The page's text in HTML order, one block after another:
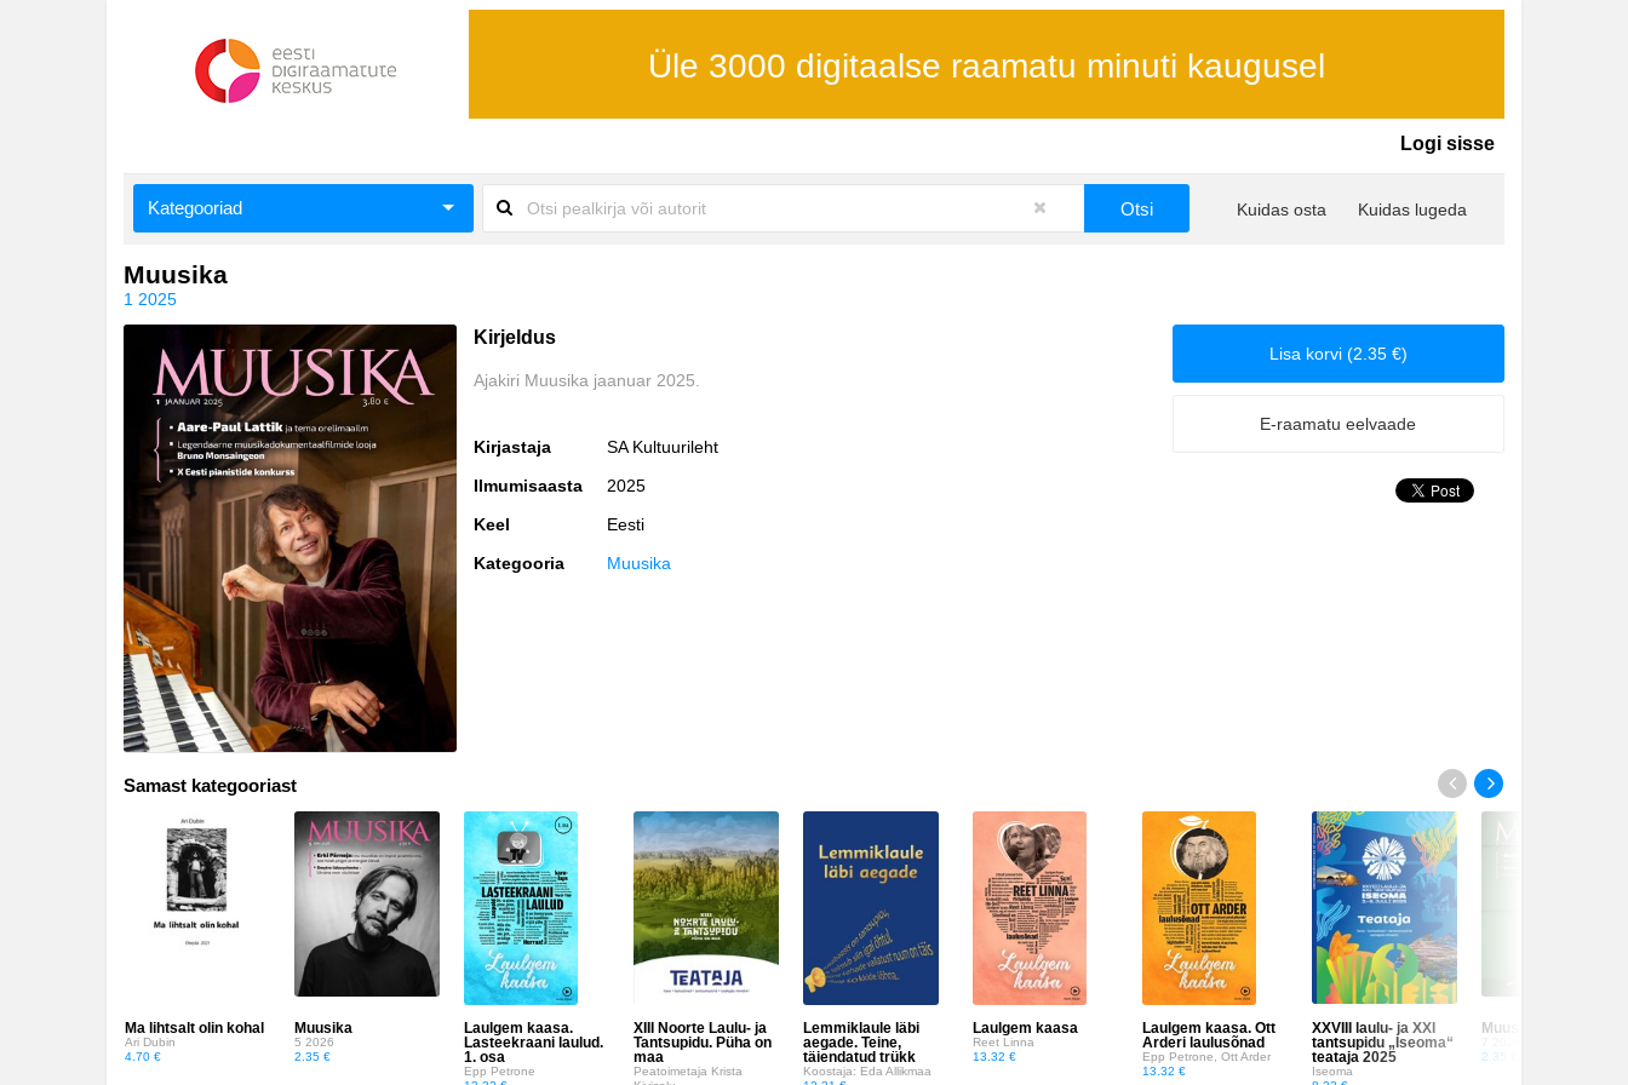
Üle 3000 digitaalse raamatu minuti kaugusel
Logi sisse
Kategooriad
Aimeraamatud lastele ja noortele
Ajalugu
Ajalugu/sõjandus
Antoloogiad/esseed
Arvutid
Biograafiad ja memuaarid
Disain
Eesti autorid
Eneseabi ja vaimsus
Erootika
Esoteerika
Etenduskunstid
Fantaasia
Filosoofia ja eetika
Haridus
Kuidas osta Kuidas lugeda
Muusika
1 2025
Lisa korvi (2.35 €)
E-raamatu eelvaade
Kirjeldus
Ajakiri Muusika jaanuar 2025.
Kirjastaja
SA Kultuurileht
Ilmumisaasta
2025
Keel
Eesti
Kategooria
Muusika
Samast kategooriast
Ma lihtsalt olin kohal
Ari Dubin
4.70 €
Muusika
5 2026
2.35 €
Laulgem kaasa.
Lasteekraani laulud.
1. osa
Epp Petrone
XIII Noorte Laulu- ja
Tantsupidu. Püha on
maa
Peatoimetaja Krista
Lemmiklaule läbi
aegade. Teine,
täiendatud trükk
Koostaja: Eda Allikmaa
Laulgem kaasa
Reet Linna
13.32 €
Laulgem kaasa. Ott
Arderi laulusõnad
Epp Petrone, Ott Arder
13.32 €
XXVIII laulu- ja XXI
tantsupidu „Iseoma“
teataja 2025
Iseoma
Muusika
2.35 €